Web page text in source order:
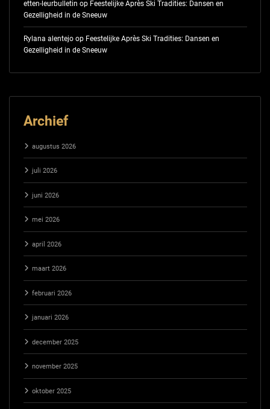
etten-leurbulletin op Feestelijke Après Ski Tradities: Dansen en
Gezelligheid in de Sneeuw
Rylana alentejoop Feestelijke Après Ski Tradities: Dansen en
Gezelligheid in de Sneeuw
Archief
augustus 2026
juli 2026
juni 2026
mei 2026
april 2026
maart 2026
februari 2026
januari 2026
december 2025
november 2025
oktober 2025